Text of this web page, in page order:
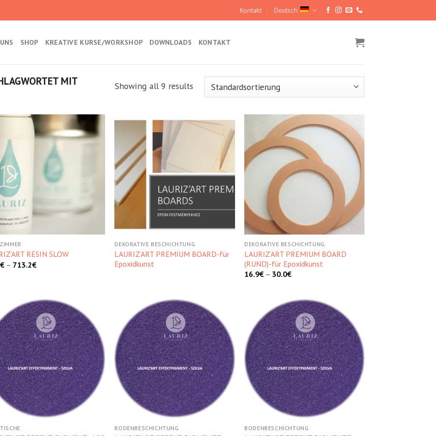
Kontakt Deutsch
SHOP KREATIVE KURSE/WORKSHOP DOWNLOADS KONTAKT
MIT
Showing all 9 results
Kedvencekhez
RESIN SLOW
€– 713.2€
Kedvencekhez
DEKORATIVE BESCHICHTUNG
LAURIZ’ART PREMIUM BOARD-für
Epoxidkunst
Kedvencekhez
DEKORATIVE BESCHICHTUNG
LAURIZ’ART PREMIUM BOARD
(RUND)-für Epoxidkunst
16.9€ – 30.0€
Kedvencekhez Kedvencekhez
BODENBESCHICHTUNG
Kedvencekhez
BODENBESCHICHTUNG